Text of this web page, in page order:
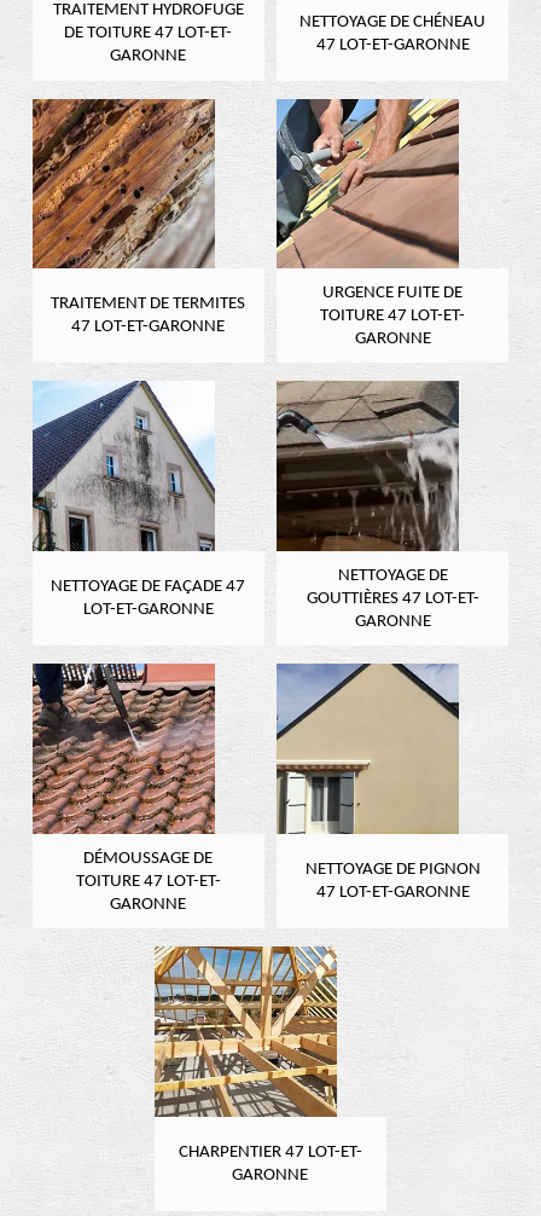
TRAITEMENT HYDROFUGE
DE TOITURE 47 LOT-ET-
GARONNE
NETTOYAGE DE CHÉNEAU
47 LOT-ET-GARONNE
TRAITEMENT DE TERMITES
47 LOT-ET-GARONNE
URGENCE FUITE DE
TOITURE 47 LOT-ET-
GARONNE
NETTOYAGE DE FAÇADE 47
LOT-ET-GARONNE
NETTOYAGE DE
GOUTTIÈRES 47 LOT-ET-
GARONNE
DÉMOUSSAGE DE
TOITURE 47 LOT-ET-
GARONNE
NETTOYAGE DE PIGNON
47 LOT-ET-GARONNE
CHARPENTIER 47 LOT-ET-
GARONNE